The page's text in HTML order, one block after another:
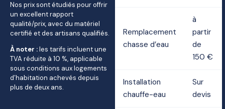
Nos prix sont étudiés pour offrir
un excellent rapport
qualité/prix, avec du matériel
certifié et des artisans qualifiés.
À noter :les tarifs incluent une
TVA réduite à 10 %, applicable
sous conditions aux logements
d’habitation achevés depuis
plus de deux ans.
Remplacement
chasse d’eau
à
partir
de
150 €
Installation
chauffe-eau
Sur
devis